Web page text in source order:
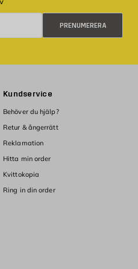
PRENUMERERA
Kundservice
Behöver du hjälp?
Retur & ångerrätt
Reklamation
Hitta min order
Kvittokopia
Ring in din order